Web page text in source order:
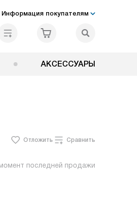
Информация покупателям
АКСЕССУАРЫ
Отложить Сравнить
последней продажи